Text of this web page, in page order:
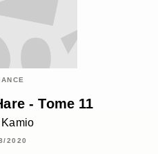
- Tome 11
2020